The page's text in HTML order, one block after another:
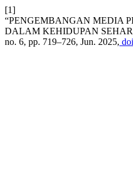
[1]
“PENGEMBANGAN MEDIA
DALAM KEHIDUPAN
no. 6, pp. 719–726, Jun. 2025,